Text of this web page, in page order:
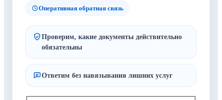
Оперативная обратная связь
Проверим, какие документы действительно
обязательны
Ответим без навязывания лишних услуг